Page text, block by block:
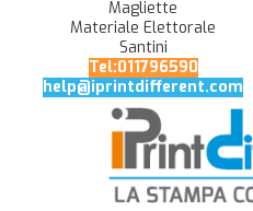
Magliette
Materiale Elettorale
Santini
Tel:011796590
help@iprintdifferent.com